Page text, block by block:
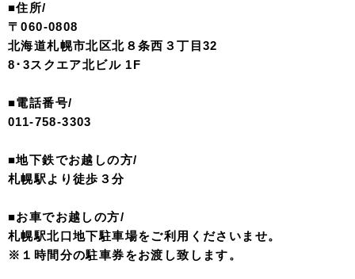
■住所/
〒060-0808
北海道札幌市北区北８条西３丁目32
8･3スクエア北ビル 1F
■電話番号/
011-758-3303
■地下鉄でお越しの方/
札幌駅より徒歩３分
■お車でお越しの方/
札幌駅北口地下駐車場をご利用くださいませ。
※１時間分の駐車券をお渡し致します。